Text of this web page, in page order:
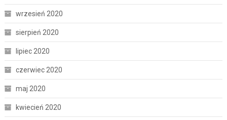
wrzesień 2020
sierpień 2020
lipiec 2020
czerwiec 2020
maj 2020
kwiecień 2020